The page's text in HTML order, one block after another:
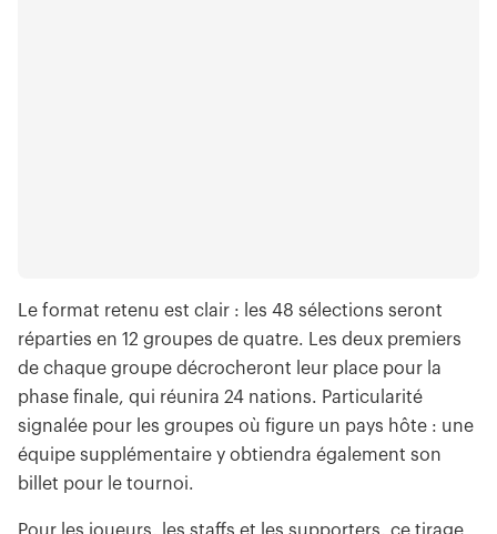
Le format retenu est clair : les 48 sélections seront
réparties en 12 groupes de quatre. Les deux premiers
de chaque groupe décrocheront leur place pour la
phase finale, qui réunira 24 nations. Particularité
signalée pour les groupes où figure un pays hôte : une
équipe supplémentaire y obtiendra également son
billet pour le tournoi.